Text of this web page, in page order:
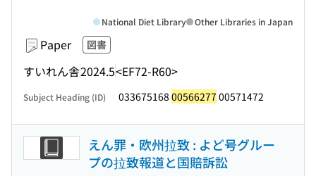
Paper 図書
すいれん舎2024.5<EF72-R60>
National Diet Library Other Libraries in Japan
Subject Heading (ID) 033675168 00566277 00571472
えん罪・欧州拉致 : よど号グルー
プの拉致報道と国賠訴訟